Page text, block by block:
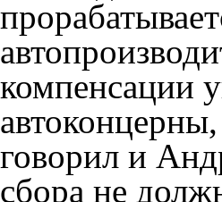
компенсации
говорил и
сбора не